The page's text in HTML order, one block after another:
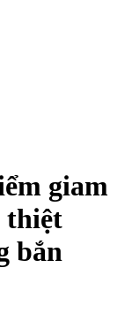
giam
thiệt
bắn